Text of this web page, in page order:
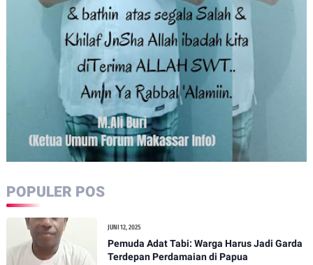
POPULER POS
JUNI 12, 2025
Pemuda Adat Tabi: Warga Harus Jadi Garda
Terdepan Perdamaian di Papua